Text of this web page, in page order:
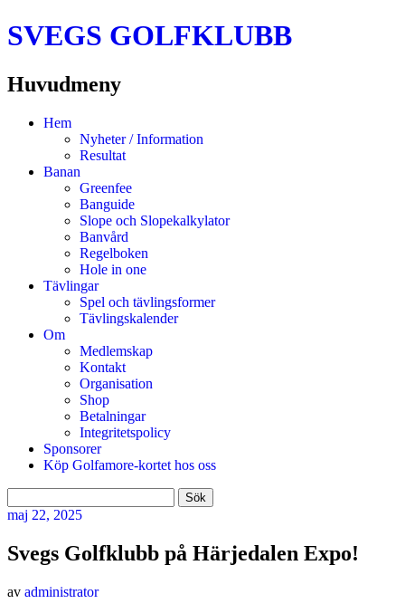
SVEGS GOLFKLUBB
Huvudmeny
HoppaHem
Nyheter / Information
Resultat
Banan
Greenfee
Banguide
Slope och Slopekalkylator
Banvård
Regelboken
Hole in one
Tävlingar
Spel och tävlingsformer
Tävlingskalender
Om
Medlemskap
Kontakt
Organisation
Shop
Betalningar
Integritetspolicy
Sponsorer
Köp Golfamore-kortet hos oss
efter:
maj 22, 2025
Svegs Golfklubb på Härjedalen Expo!
av administrator